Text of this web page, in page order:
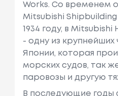
Works. Со временем
Mitsubishi Shipbuilding
1934 году, в Mitsubishi
- одну из крупнейших
Японии, которая
морских судов, так
паровозы и другую
В последующие годы